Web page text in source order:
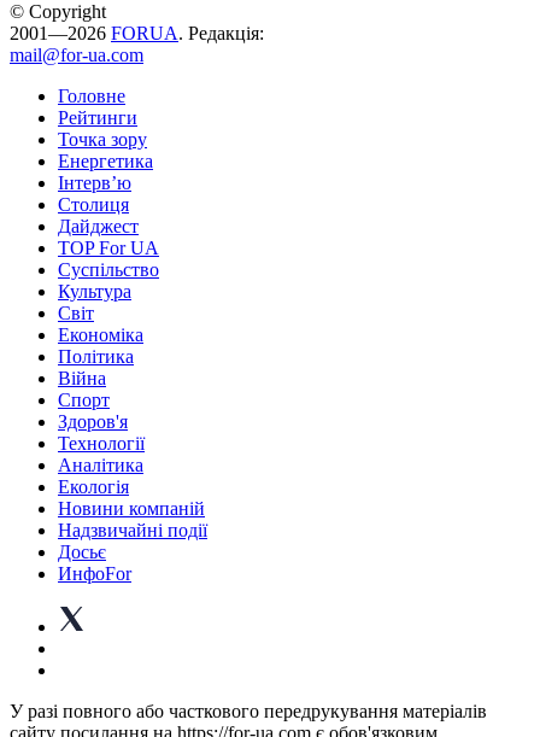
© Copyright
2001—2026 FORUA. Редакція:
mail@for-ua.com
Головне
Рейтинги
Точка зору
Енергетика
Інтерв’ю
Столиця
Дайджест
TOP For UA
Суспiльство
Культура
Світ
Економіка
Політика
Війна
Спорт
Здоров'я
Технології
Аналітика
Екологія
Новини компаній
Надзвичайні події
Досьє
ИнфоFor
У разі повного або часткового передрукування матеріалів
сайту посилання на https://for-ua.com є обов'язковим